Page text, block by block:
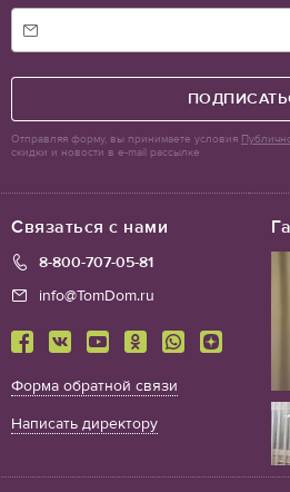
Связаться с нами
8-800-707-05-81
info@TomDom.ru
Форма обратной связи
Написать директору
Отправляя форму, вы принимаете условия
скидки и новости в e-mail рассылке